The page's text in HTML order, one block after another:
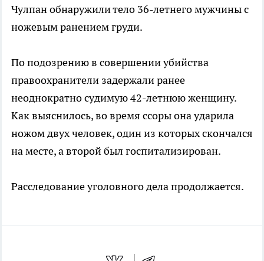
Чулпан обнаружили тело 36-летнего мужчины с
ножевым ранением груди.
По подозрению в совершении убийства
правоохранители задержали ранее
неоднократно судимую 42-летнюю женщину.
Как выяснилось, во время ссоры она ударила
ножом двух человек, один из которых скончался
на месте, а второй был госпитализирован.
Расследование уголовного дела продолжается.